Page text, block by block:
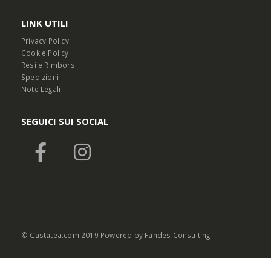
LINK UTILI
Privacy Policy
Cookie Policy
Resi e Rimborsi
Spedizioni
Note Legali
SEGUICI SUI SOCIAL
© Castatea.com 2019 Powered by Fandes Consulting